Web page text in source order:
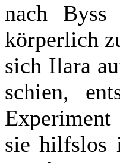
nach
körperlich
sich Ilara
schien,
sie hilfslos